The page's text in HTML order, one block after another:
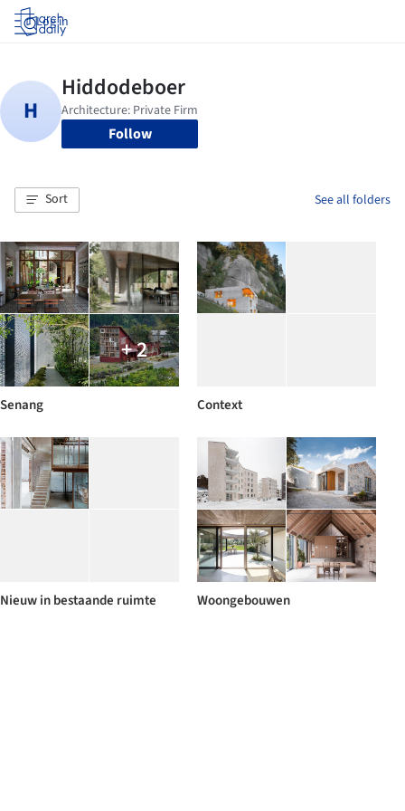
Log in
Follow
Sort See all folders
+ 2
Senang Context
Nieuw in bestaande ruimte Woongebouwen